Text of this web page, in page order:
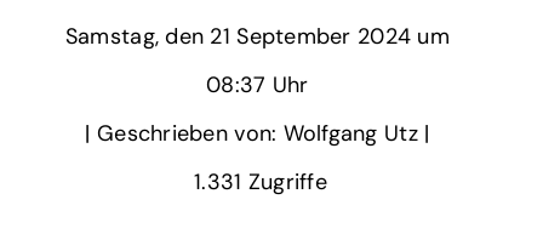
Samstag,
‎| Geschrieben von: Wolfgang Utz | ‎
1.331‏‏‎ ‎Zugriffe